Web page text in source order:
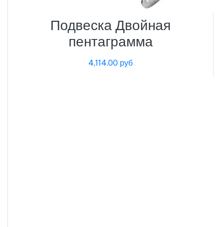
Подвеска Двойная
пентаграмма
4,114.00 руб